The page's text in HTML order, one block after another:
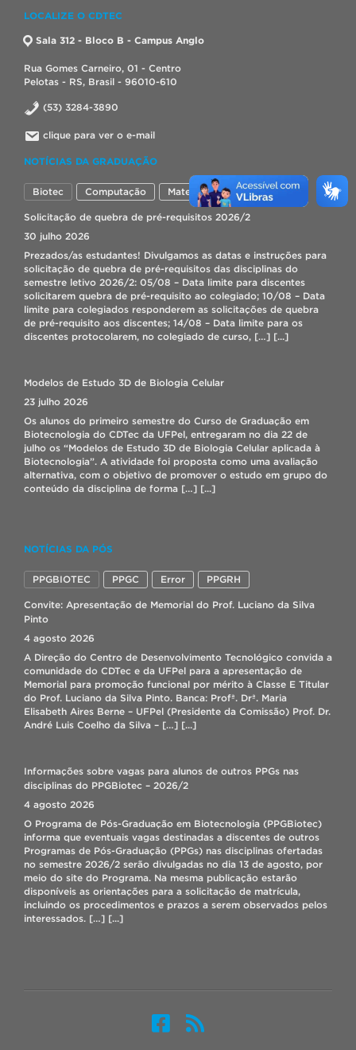
LOCALIZE O CDTEC
Sala 312 - Bloco B - Campus Anglo
Rua Gomes Carneiro, 01 - Centro
Pelotas - RS, Brasil - 96010-610
(53) 3284-3890
clique para ver o e-mail
NOTÍCIAS DA GRADUAÇÃO
Biotec Computação Materiais Hídrica
Solicitação de quebra de pré-requisitos 2026/2
30 julho 2026
Prezados/as estudantes! Divulgamos as datas e instruções para
solicitação de quebra de pré-requisitos das disciplinas do
semestre letivo 2026/2: 05/08 – Data limite para discentes
solicitarem quebra de pré-requisito ao colegiado; 10/08 – Data
limite para colegiados responderem as solicitações de quebra
de pré-requisito aos discentes; 14/08 – Data limite para os
discentes protocolarem, no colegiado de curso, […] [...]
Modelos de Estudo 3D de Biologia Celular
23 julho 2026
Os alunos do primeiro semestre do Curso de Graduação em
Biotecnologia do CDTec da UFPel, entregaram no dia 22 de
julho os “Modelos de Estudo 3D de Biologia Celular aplicada à
Biotecnologia”. A atividade foi proposta como uma avaliação
alternativa, com o objetivo de promover o estudo em grupo do
conteúdo da disciplina de forma […] [...]
17 julho 2026
Seleção de IC com bolsa – INNOVASCHEM
7 julho 2026
ORIENTAÇÕES PARA REMATRÍCULA 2026/2
4 agosto 2026
Orientações para a solicitação de rematrícula do semestre letivo
2026/2: – O período de solicitação de rematrícula on-
realização do pedido no sistema não garante a matrícula, ela irá
depender da disponibilidade de vagas na turma desejada e […]
[...]
NOTÍCIAS DA PÓS
PPGBIOTEC PPGC Error PPGRH
Convite: Apresentação de Memorial do Prof. Luciano da Silva
Pinto
4 agosto 2026
A Direção do Centro de Desenvolvimento Tecnológico convida a
comunidade do CDTec e da UFPel para a apresentação de
Memorial para promoção funcional por mérito à Classe E Titular
do Prof. Luciano da Silva Pinto. Banca: Profª. Drª. Maria
Elisabeth Aires Berne – UFPel (Presidente da Comissão) Prof. Dr.
André Luis Coelho da Silva – […] [...]
Informações sobre vagas para alunos de outros PPGs nas
disciplinas do PPGBiotec – 2026/2
4 agosto 2026
O Programa de Pós-Graduação em Biotecnologia (PPGBiotec)
informa que eventuais vagas destinadas a discentes de outros
Programas de Pós-Graduação (PPGs) nas disciplinas ofertadas
no semestre 2026/2 serão divulgadas no dia 13 de agosto, por
meio do site do Programa. Na mesma publicação estarão
disponíveis as orientações para a solicitação de matrícula,
incluindo os procedimentos e prazos a serem observados pelos
interessados. […] [...]
especialista em melhoramento genético e
biotecnologia de arroz, está participando de uma